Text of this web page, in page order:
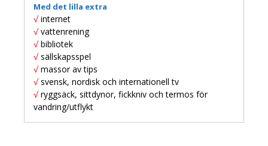
Med det lilla extra
√ internet
√ vattenrening
√ bibliotek
√ sällskapsspel
√ massor av tips
√ svensk, nordisk och internationell tv
√ ryggsäck, sittdynor, fickkniv och termos för
vandring/utflykt